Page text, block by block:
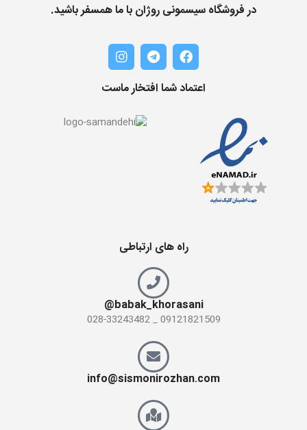
در فروشگاه سیسمونی روژان با ما همسفر باشید.
اعتماد شما افتخار ماست
راه های ارتباطی
babak_khorasani@
09121821509 _ 028-33243482
info@sismonirozhan.com